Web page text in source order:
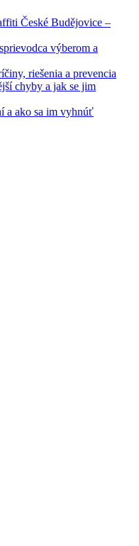
České Budějovice –
výberom a
riešenia a prevencia
chyby a jak se jim
a ako sa im vyhnúť